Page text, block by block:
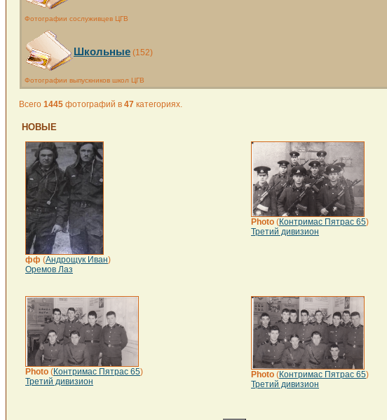
Фотографии сослуживцев ЦГВ
Школьные (152)
Фотографии выпускников школ ЦГВ
Всего 1445 фотографий в 47 категориях.
НОВЫЕ
фф (Андрощук Иван)
Оремов Лаз
Photo (Контримас Пятрас 65)
Третий дивизион
Photo (Контримас Пятрас 65)
Третий дивизион
Photo (Контримас Пятрас 65)
Третий дивизион